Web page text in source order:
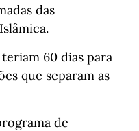
das
60 dias para
que separam as
de